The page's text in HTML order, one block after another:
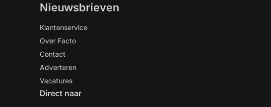
Nieuwsbrieven
Klantenservice
Over Facto
Contact
Adverteren
Vacatures
Direct naar